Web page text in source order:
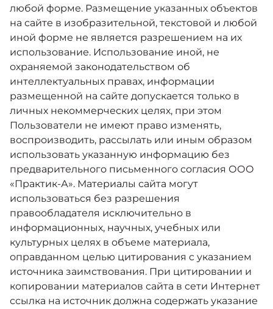
любой форме. Размещение указанных объектов
на сайте в изобразительной, текстовой и любой
иной форме не является разрешением на их
использование. Использование иной, не
охраняемой законодательством об
интеллектуальных правах, информации
размещенной на сайте допускается только в
личных некоммерческих целях, при этом
Пользователи не имеют право изменять,
воспроизводить, рассылать или иным образом
использовать указанную информацию без
предварительного письменного согласия ООО
«Практик-А». Материалы сайта могут
использоваться без разрешения
правообладателя исключительно в
информационных, научных, учебных или
культурных целях в объеме материала,
оправданном целью цитирования c указанием
источника заимствования. При цитировании и
копировании материалов сайта в сети Интернет
ссылка на источник должна содержать указание